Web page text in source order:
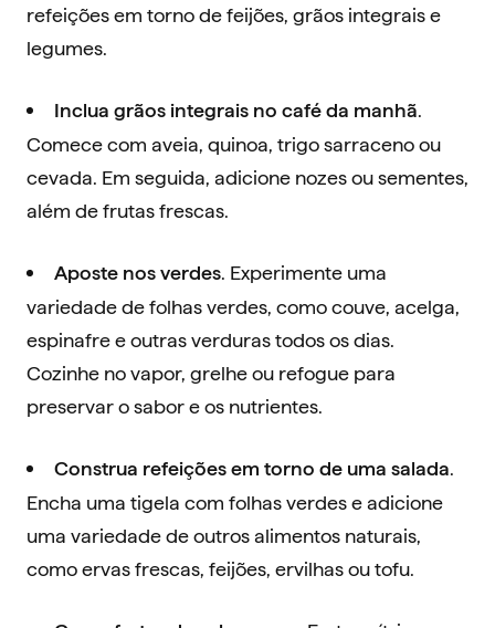
refeições em torno de feijões, grãos integrais e
legumes.
Inclua grãos integrais no café da manhã.
Comece com aveia, quinoa, trigo sarraceno ou
cevada. Em seguida, adicione nozes ou sementes,
além de frutas frescas.
Aposte nos verdes. Experimente uma
variedade de folhas verdes, como couve, acelga,
espinafre e outras verduras todos os dias.
Cozinhe no vapor, grelhe ou refogue para
preservar o sabor e os nutrientes.
Construa refeições em torno de uma salada.
Encha uma tigela com folhas verdes e adicione
uma variedade de outros alimentos naturais,
como ervas frescas, feijões, ervilhas ou tofu.